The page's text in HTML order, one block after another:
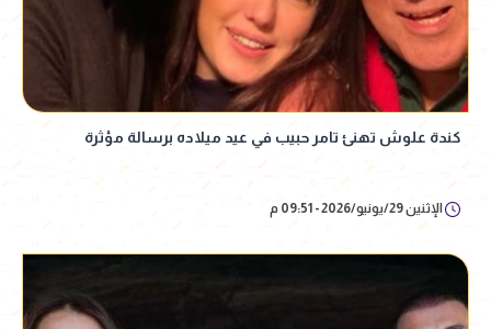
كندة علوش تهنئ تامر حبيب في عيد ميلاده برسالة مؤثرة
الإثنين 29/يونيو/2026 - 09:51 م